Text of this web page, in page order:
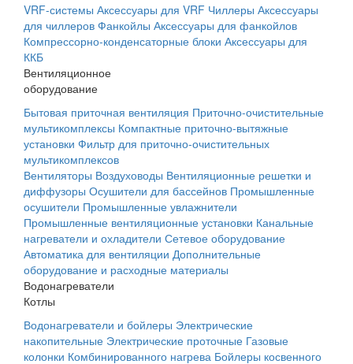
VRF-системы Аксессуары для VRF Чиллеры Аксессуары
для чиллеров Фанкойлы Аксессуары для фанкойлов
Компрессорно-конденсаторные блоки Аксессуары для
ККБ
Вентиляционное
оборудование
Бытовая приточная вентиляция Приточно-очистительные
мультикомплексы Компактные приточно-вытяжные
установки Фильтр для приточно-очистительных
мультикомплексов
Вентиляторы Воздуховоды Вентиляционные решетки и
диффузоры Осушители для бассейнов Промышленные
осушители Промышленные увлажнители
Промышленные вентиляционные установки Канальные
нагреватели и охладители Сетевое оборудование
Автоматика для вентиляции Дополнительные
оборудование и расходные материалы
Водонагреватели
Котлы
Водонагреватели и бойлеры Электрические
накопительные Электрические проточные Газовые
колонки Комбинированного нагрева Бойлеры косвенного